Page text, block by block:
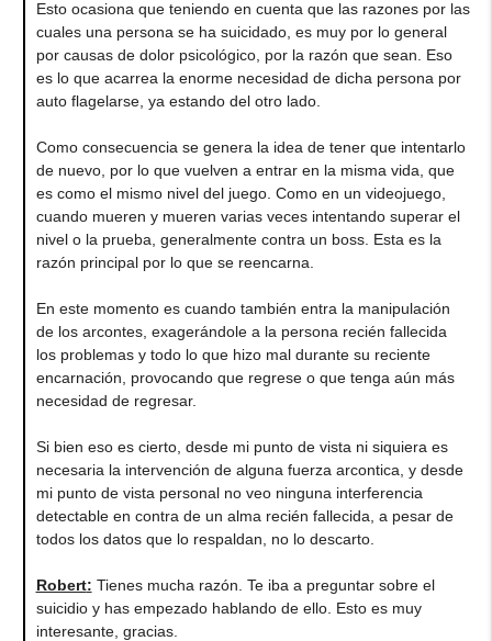
Esto ocasiona que teniendo en cuenta que las razones por las
cuales una persona se ha suicidado, es muy por lo general
por causas de dolor psicológico, por la razón que sean. Eso
es lo que acarrea la enorme necesidad de dicha persona por
auto flagelarse, ya estando del otro lado.
Como consecuencia se genera la idea de tener que intentarlo
de nuevo, por lo que vuelven a entrar en la misma vida, que
es como el mismo nivel del juego. Como en un videojuego,
cuando mueren y mueren varias veces intentando superar el
nivel o la prueba, generalmente contra un boss. Esta es la
razón principal por lo que se reencarna.
En este momento es cuando también entra la manipulación
de los arcontes, exagerándole a la persona recién fallecida
los problemas y todo lo que hizo mal durante su reciente
encarnación, provocando que regrese o que tenga aún más
necesidad de regresar.
Si bien eso es cierto, desde mi punto de vista ni siquiera es
necesaria la intervención de alguna fuerza arcontica, y desde
mi punto de vista personal no veo ninguna interferencia
detectable en contra de un alma recién fallecida, a pesar de
todos los datos que lo respaldan, no lo descarto.
Robert: Tienes mucha razón. Te iba a preguntar sobre el
suicidio y has empezado hablando de ello. Esto es muy
interesante, gracias.